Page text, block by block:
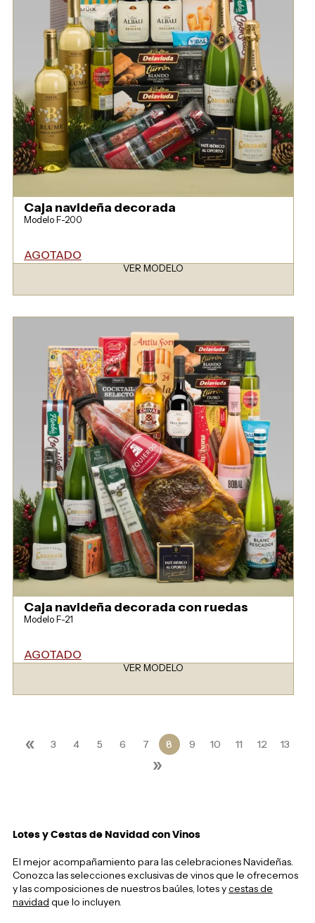
Caja navideña decorada
Modelo F-200
AGOTADO
VER MODELO
Caja navideña decorada con ruedas
Modelo F-21
AGOTADO
VER MODELO
« 3 4 5 6 7 8 9 10 11 12 13
»
Lotes y Cestas de Navidad con Vinos
El mejor acompañamiento para las celebraciones Navideñas.
Conozca las selecciones exclusivas de vinos que le ofrecemos
y las composiciones de nuestros baúles, lotes ycestas de
navidad que lo incluyen.